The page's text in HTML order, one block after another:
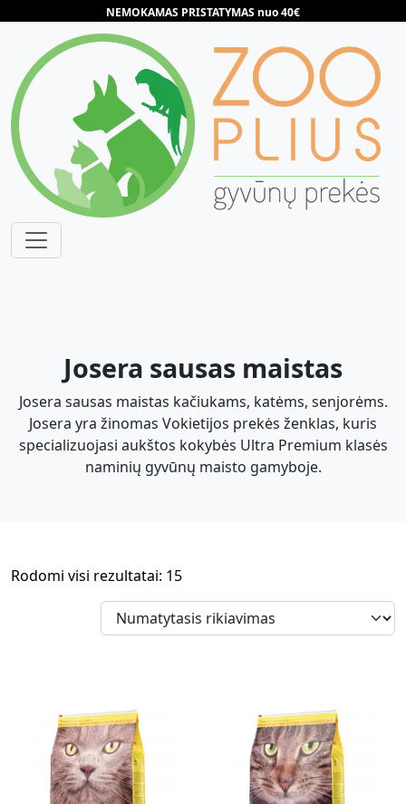
NEMOKAMAS PRISTATYMAS nuo 40€
Josera sausas maistas
Josera sausas maistas kačiukams, katėms, senjorėms.
Josera yra žinomas Vokietijos prekės ženklas, kuris
specializuojasi aukštos kokybės Ultra Premium klasės
naminių gyvūnų maisto gamyboje.
Rodomi visi rezultatai: 15